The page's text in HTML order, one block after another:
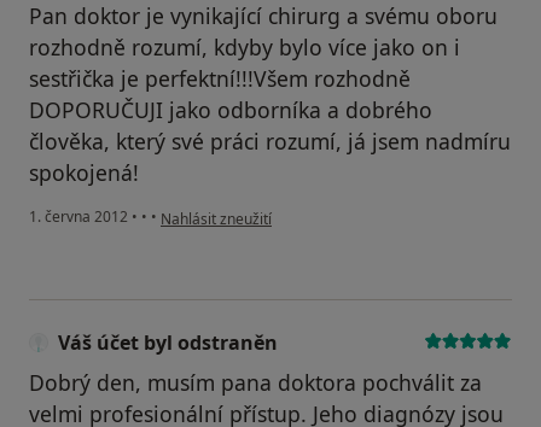
Pan doktor je vynikající chirurg a svému oboru
rozhodně rozumí, kdyby bylo více jako on i
sestřička je perfektní!!!Všem rozhodně
DOPORUČUJI jako odborníka a dobrého
člověka, který své práci rozumí, já jsem nadmíru
spokojená!
1. června 2012 • • • podle názoru uživatele Váš účet byl odstraněn
Nahlásit zneužití
Váš účet byl odstraněn
Dobrý den, musím pana doktora pochválit za
velmi profesionální přístup. Jeho diagnózy jsou